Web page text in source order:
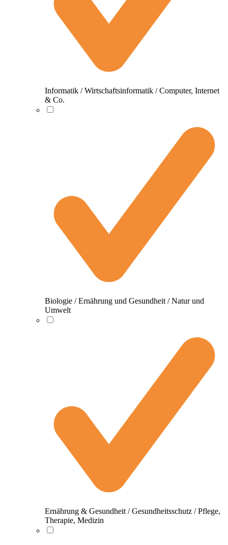
Informatik / Wirtschaftsinformatik / Computer, Internet
& Co.
Biologie / Ernährung und Gesundheit / Natur und
Umwelt
Ernährung & Gesundheit / Gesundheitsschutz / Pflege,
Therapie, Medizin